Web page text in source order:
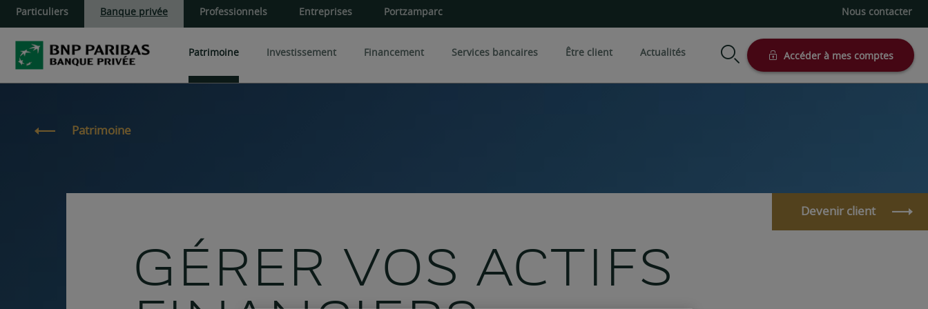
Particuliers Banque privée Professionnels Entreprises Portzamparc Nous contacter
Patrimoine
Gérer vos actifs financiers
Simulateurs patrimoniaux
Investissement
Pierre-Papier OPCI
Pierre-Papier SCI
Financement Services bancaires Être client Actualités Accéder à mes comptes
Patrimoine
Devenir client
GÉRER VOS ACTIFS